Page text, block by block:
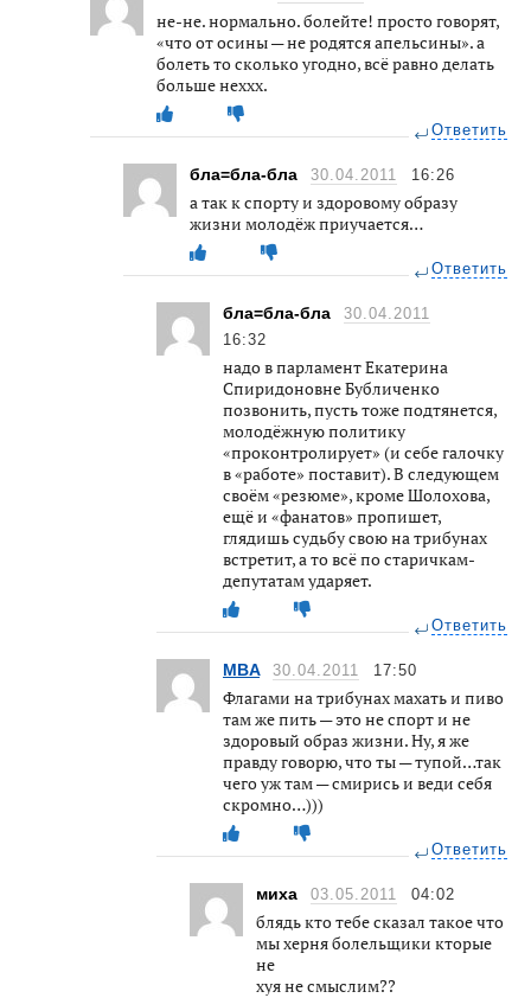
не-не. нормально. болейте! просто говорят,
«что от осины — не родятся апельсины». а
болеть то сколько угодно, всё равно делать
больше неххх.
Ответить
бла=бла-бла 30.04.2011 16:26
а так к спорту и здоровому образу
жизни молодёж приучается…
Ответить
бла=бла-бла
30.04.2011
16:32
надо в парламент Екатерина
Спиридоновне Бубличенко
позвонить, пусть тоже подтянется,
молодёжную политику
«проконтролирует» (и себе галочку
в «работе» поставит). В следующем
своём «резюме», кроме Шолохова,
ещё и «фанатов» пропишет,
глядишь судьбу свою на трибунах
встретит, а то всё по старичкам-
депутатам ударяет.
Ответить
MBA 30.04.2011 17:50
Флагами на трибунах махать и пиво
там же пить — это не спорт и не
здоровый образ жизни. Ну, я же
правду говорю, что ты — тупой…так
чего уж там — смирись и веди себя
скромно…)))
Ответить
миха 03.05.2011 04:02
блядь кто тебе сказал такое что
мы херня болельщики кторые
не
хуя не смыслим??